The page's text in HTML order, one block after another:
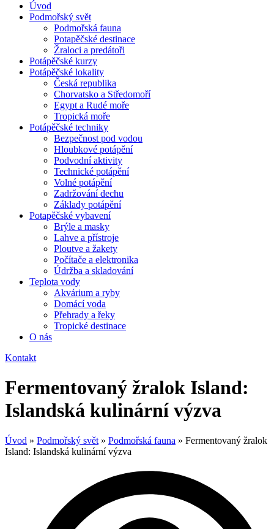
Úvod
Podmořský svět
Podmořská fauna
Potapěčské destinace
Žraloci a predátoři
Potápěčské kurzy
Potápěčské lokality
Česká republika
Chorvatsko a Středomoří
Egypt a Rudé moře
Tropická moře
Potápěčské techniky
Bezpečnost pod vodou
Hloubkové potápění
Podvodní aktivity
Technické potápění
Volné potápění
Zadržování dechu
Základy potápění
Potapěčské vybavení
Brýle a masky
Lahve a přístroje
Ploutve a žakety
Počítače a elektronika
Údržba a skladování
Teplota vody
Akvárium a ryby
Domácí voda
Přehrady a řeky
Tropické destinace
O nás
Kontakt
Fermentovaný žralok Island:
Islandská kulinární výzva
Úvod » Podmořský svět » Podmořská fauna » Fermentovaný žralok
Island: Islandská kulinární výzva